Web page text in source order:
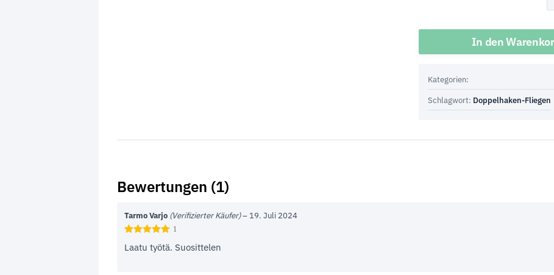
In den
Kategorien:
Schlagwort: Doppelhaken-Fliegen
Bewertungen (1)
1
Tarmo Varjo (Verifizierter Käufer)– 19. Juli 2024
Laatu työtä. Suosittelen